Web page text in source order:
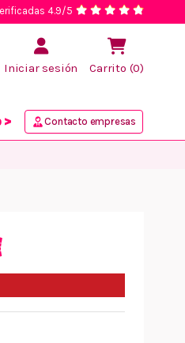
4.9/5
Iniciar sesión Carrito (0)
> Contacto empresas